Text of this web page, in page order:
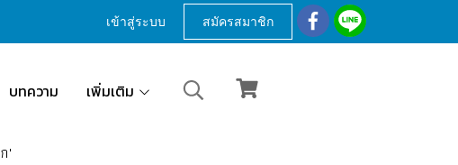
เข้าสู่ระบบ สมัครสมาชิก
บทความ เพิ่มเติม
"